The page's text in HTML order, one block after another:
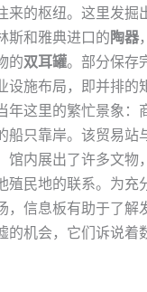
来的枢纽。这里发掘
斯和雅典进口的 陶器
的双耳罐。部分保存
设施布局，即并排的
年这里的繁忙景象：
船只靠岸。该贸易站
馆内展出了许多文物
殖民地的联系。为充
，信息板有助于了解
的机会，它们诉说着